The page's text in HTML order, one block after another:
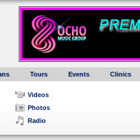
Tours Events Clinics
Videos
Photos
Radio